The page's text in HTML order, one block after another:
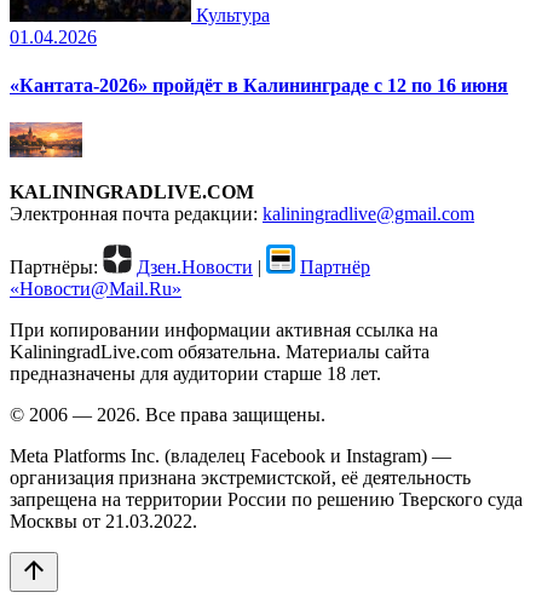
Культура
01.04.2026
«Кантата-2026» пройдёт в Калининграде с 12 по 16 июня
KALININGRADLIVE.COM
Электронная почта редакции: kaliningradlive@gmail.com
Партнёры: Дзен.Новости |
Партнёр
«Новости@Mail.Ru»
При копировании информации активная ссылка на
KaliningradLive.com обязательна. Материалы сайта
предназначены для аудитории старше 18 лет.
© 2006 — 2026. Все права защищены.
Meta Platforms Inc. (владелец Facebook и Instagram) —
организация признана экстремистской, её деятельность
запрещена на территории России по решению Тверского суда
Москвы от 21.03.2022.
arrow_upward